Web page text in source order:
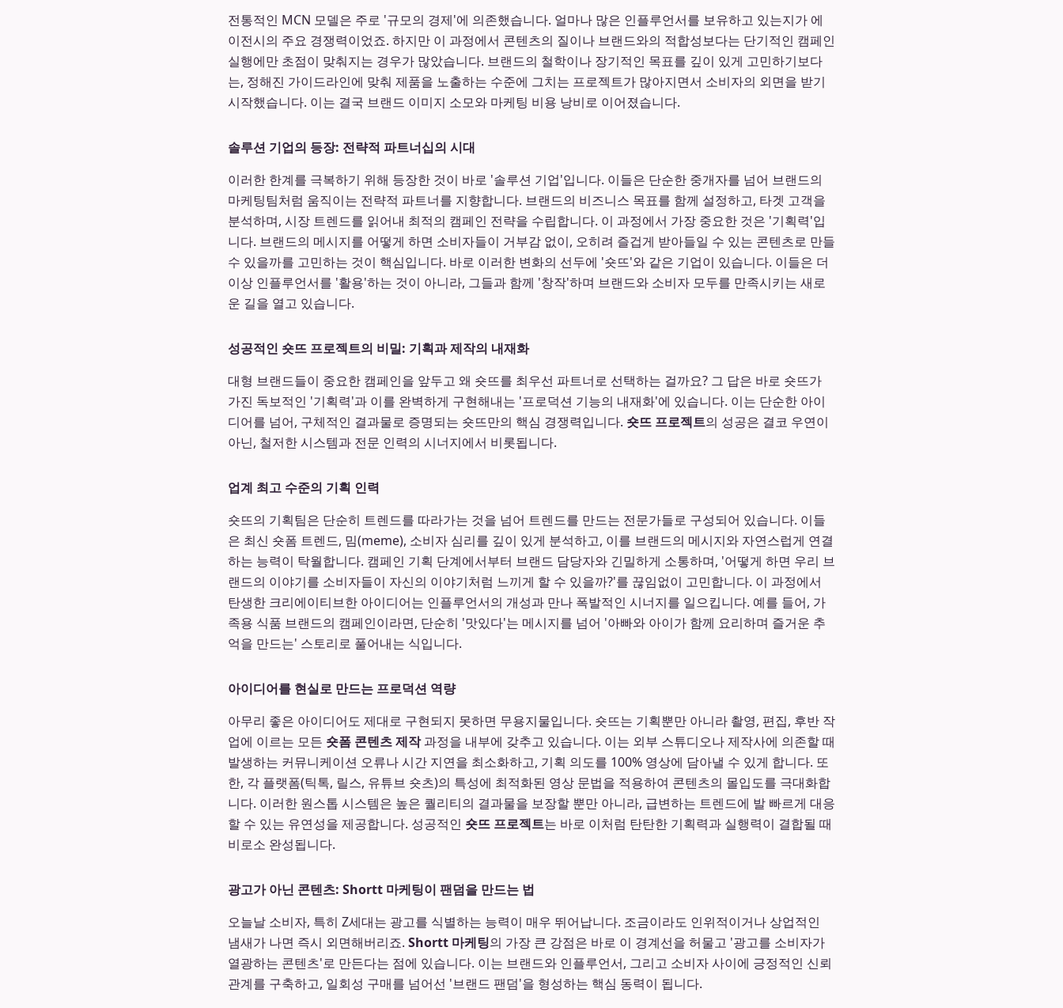
전통적인 MCN 모델은 주로 '규모의 경제'에 의존했습니다. 얼마나 많은 인플루언서를 보유하고 있는지가 에
이전시의 주요 경쟁력이었죠. 하지만 이 과정에서 콘텐츠의 질이나 브랜드와의 적합성보다는 단기적인 캠페인
실행에만 초점이 맞춰지는 경우가 많았습니다. 브랜드의 철학이나 장기적인 목표를 깊이 있게 고민하기보다
는, 정해진 가이드라인에 맞춰 제품을 노출하는 수준에 그치는 프로젝트가 많아지면서 소비자의 외면을 받기
시작했습니다. 이는 결국 브랜드 이미지 소모와 마케팅 비용 낭비로 이어졌습니다.
솔루션 기업의 등장: 전략적 파트너십의 시대
이러한 한계를 극복하기 위해 등장한 것이 바로 '솔루션 기업'입니다. 이들은 단순한 중개자를 넘어 브랜드의
마케팅팀처럼 움직이는 전략적 파트너를 지향합니다. 브랜드의 비즈니스 목표를 함께 설정하고, 타겟 고객을
분석하며, 시장 트렌드를 읽어내 최적의 캠페인 전략을 수립합니다. 이 과정에서 가장 중요한 것은 '기획력'입
니다. 브랜드의 메시지를 어떻게 하면 소비자들이 거부감 없이, 오히려 즐겁게 받아들일 수 있는 콘텐츠로 만들
수 있을까를 고민하는 것이 핵심입니다. 바로 이러한 변화의 선두에 '숏뜨'와 같은 기업이 있습니다. 이들은 더
이상 인플루언서를 '활용'하는 것이 아니라, 그들과 함께 '창작'하며 브랜드와 소비자 모두를 만족시키는 새로
운 길을 열고 있습니다.
성공적인 숏뜨 프로젝트의 비밀: 기획과 제작의 내재화
대형 브랜드들이 중요한 캠페인을 앞두고 왜 숏뜨를 최우선 파트너로 선택하는 걸까요? 그 답은 바로 숏뜨가
가진 독보적인 '기획력'과 이를 완벽하게 구현해내는 '프로덕션 기능의 내재화'에 있습니다. 이는 단순한 아이
디어를 넘어, 구체적인 결과물로 증명되는 숏뜨만의 핵심 경쟁력입니다. 숏뜨 프로젝트의 성공은 결코 우연이
아닌, 철저한 시스템과 전문 인력의 시너지에서 비롯됩니다.
업계 최고 수준의 기획 인력
숏뜨의 기획팀은 단순히 트렌드를 따라가는 것을 넘어 트렌드를 만드는 전문가들로 구성되어 있습니다. 이들
은 최신 숏폼 트렌드, 밈(meme), 소비자 심리를 깊이 있게 분석하고, 이를 브랜드의 메시지와 자연스럽게 연결
하는 능력이 탁월합니다. 캠페인 기획 단계에서부터 브랜드 담당자와 긴밀하게 소통하며, '어떻게 하면 우리 브
랜드의 이야기를 소비자들이 자신의 이야기처럼 느끼게 할 수 있을까?'를 끊임없이 고민합니다. 이 과정에서
탄생한 크리에이티브한 아이디어는 인플루언서의 개성과 만나 폭발적인 시너지를 일으킵니다. 예를 들어, 가
족용 식품 브랜드의 캠페인이라면, 단순히 '맛있다'는 메시지를 넘어 '아빠와 아이가 함께 요리하며 즐거운 추
억을 만드는' 스토리로 풀어내는 식입니다.
아이디어를 현실로 만드는 프로덕션 역량
아무리 좋은 아이디어도 제대로 구현되지 못하면 무용지물입니다. 숏뜨는 기획뿐만 아니라 촬영, 편집, 후반 작
업에 이르는 모든 숏폼 콘텐츠 제작과정을 내부에 갖추고 있습니다. 이는 외부 스튜디오나 제작사에 의존할 때
발생하는 커뮤니케이션 오류나 시간 지연을 최소화하고, 기획 의도를 100% 영상에 담아낼 수 있게 합니다. 또
한, 각 플랫폼(틱톡, 릴스, 유튜브 숏츠)의 특성에 최적화된 영상 문법을 적용하여 콘텐츠의 몰입도를 극대화합
니다. 이러한 원스톱 시스템은 높은 퀄리티의 결과물을 보장할 뿐만 아니라, 급변하는 트렌드에 발 빠르게 대응
할 수 있는 유연성을 제공합니다. 성공적인 숏뜨 프로젝트는 바로 이처럼 탄탄한 기획력과 실행력이 결합될 때
비로소 완성됩니다.
광고가 아닌 콘텐츠: Shortt 마케팅이 팬덤을 만드는 법
오늘날 소비자, 특히 Z세대는 광고를 식별하는 능력이 매우 뛰어납니다. 조금이라도 인위적이거나 상업적인
냄새가 나면 즉시 외면해버리죠. Shortt 마케팅의 가장 큰 강점은 바로 이 경계선을 허물고 '광고를 소비자가
열광하는 콘텐츠'로 만든다는 점에 있습니다. 이는 브랜드와 인플루언서, 그리고 소비자 사이에 긍정적인 신뢰
관계를 구축하고, 일회성 구매를 넘어선 '브랜드 팬덤'을 형성하는 핵심 동력이 됩니다.